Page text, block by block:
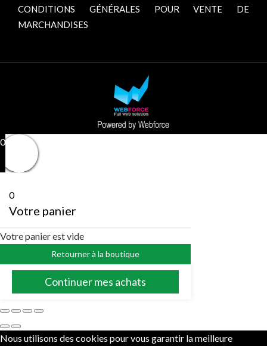
CONDITIONS GÉNÉRALES POUR VENTE DE
MARCHANDISES
0
0
Votre panier
Votre panier est vide
Retourner à la boutique
Continuer mes achats
Nous utilisons des cookies pour vous garantir la meilleure